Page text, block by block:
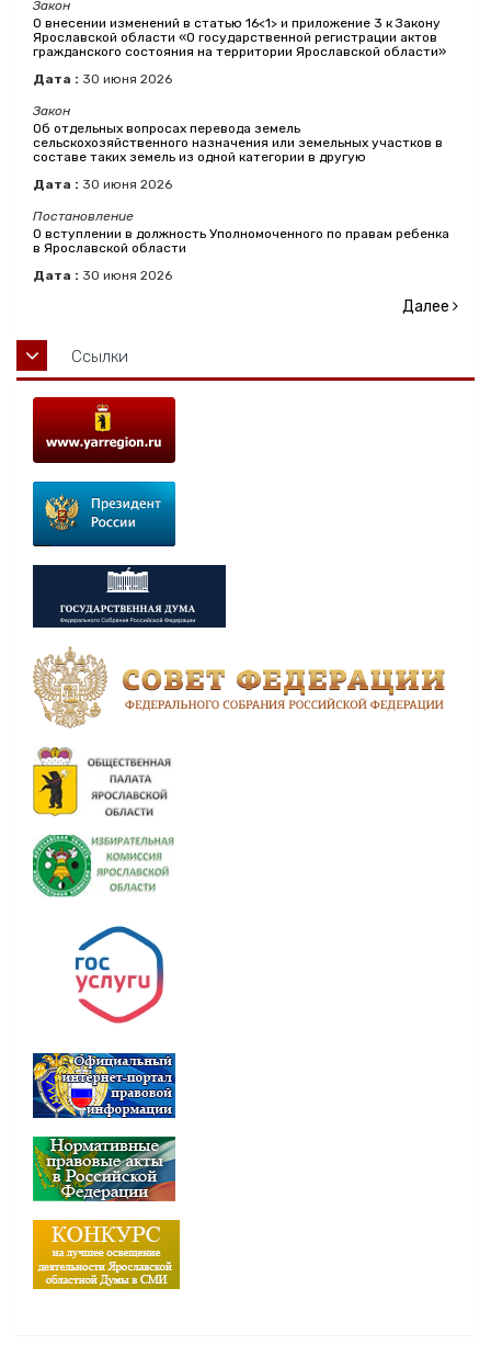
Закон
О внесении изменений в статью 16<1> и приложение 3 к Закону
Ярославской области «О государственной регистрации актов
гражданского состояния на территории Ярославской области»
Дата : 30 июня 2026
Закон
Об отдельных вопросах перевода земель
сельскохозяйственного назначения или земельных участков в
составе таких земель из одной категории в другую
Дата : 30 июня 2026
Постановление
О вступлении в должность Уполномоченного по правам ребенка
в Ярославской области
Дата : 30 июня 2026
Далее
Ссылки